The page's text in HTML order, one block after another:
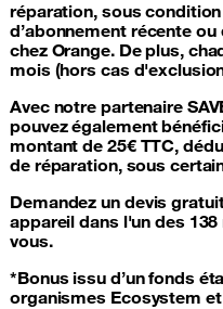
réparation, sous
d’abonnement récente
chez Orange. De plus,
mois (hors cas
Avec notre partenaire
pouvez également
montant de 25€ TTC,
de réparation, sous
Demandez un devis
appareil dans l'un des
vous.
*Bonus issu d’un fonds
organismes Ecosystem